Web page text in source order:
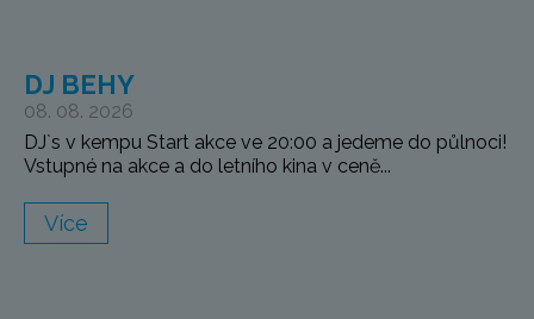
DJ BEHY
08. 08. 2026
DJ`s v kempu Start akce ve 20:00 a jedeme do půlnoci!
Vstupné na akce a do letního kina v ceně...
Více